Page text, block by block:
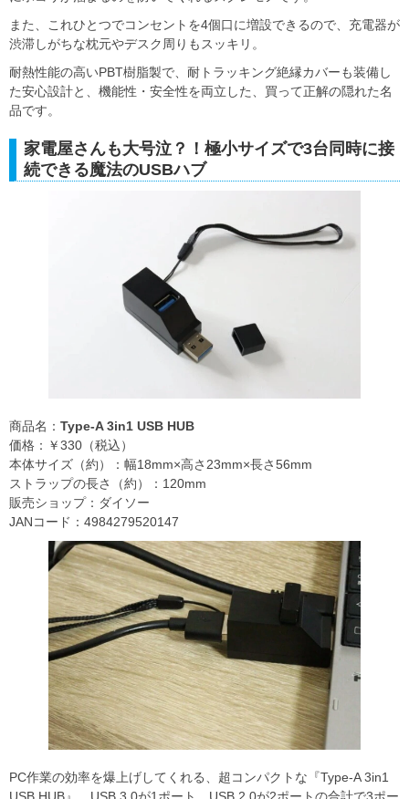
また、これひとつでコンセントを4個口に増設できるので、充電器が
渋滞しがちな枕元やデスク周りもスッキリ。
耐熱性能の高いPBT樹脂製で、耐トラッキング絶縁カバーも装備し
た安心設計と、機能性・安全性を両立した、買って正解の隠れた名
品です。
家電屋さんも大号泣？！極小サイズで3台同時に接
続できる魔法のUSBハブ
商品名： Type-A 3in1 USB HUB
価格：￥330（税込）
本体サイズ（約）：幅18mm×高さ23mm×長さ56mm
ストラップの長さ（約）：120mm
販売ショップ：ダイソー
JANコード：4984279520147
PC作業の効率を爆上げしてくれる、超コンパクトな『Type-A 3in1
USB HUB』。USB 3.0が1ポート、USB 2.0が2ポートの合計で3ポー